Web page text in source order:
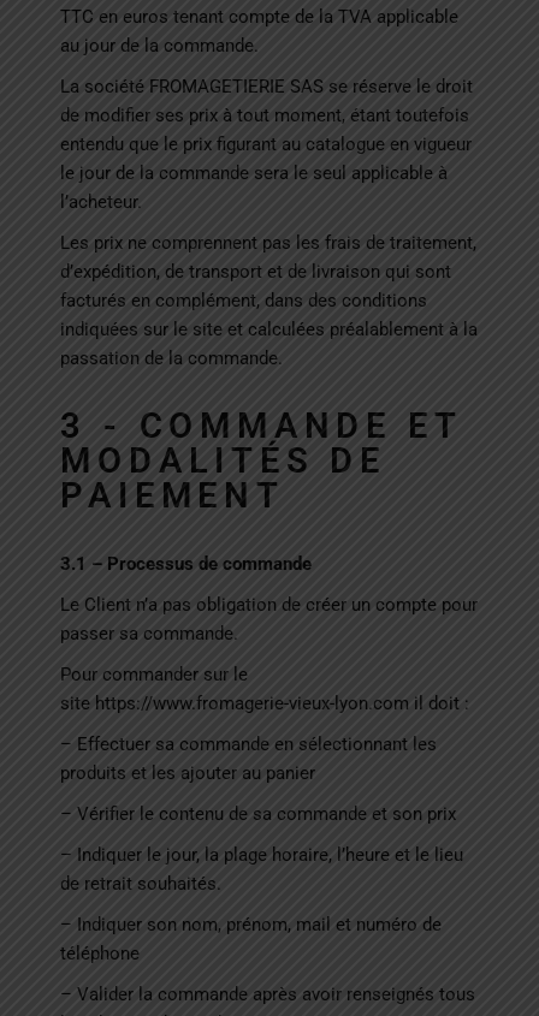
TTC en euros tenant compte de la TVA applicable
au jour de la commande.
La société FROMAGETIERIE SAS se réserve le droit
de modifier ses prix à tout moment, étant toutefois
entendu que le prix figurant au catalogue en vigueur
le jour de la commande sera le seul applicable à
l’acheteur.
Les prix ne comprennent pas les frais de traitement,
d’expédition, de transport et de livraison qui sont
facturés en complément, dans des conditions
indiquées sur le site et calculées préalablement à la
passation de la commande.
3 - COMMANDE ET
MODALITÉS DE
PAIEMENT
3.1 – Processus de commande
Le Client n’a pas obligation de créer un compte pour
passer sa commande.
Pour commander sur le
site https://www.fromagerie-vieux-lyon.com il doit :
– Effectuer sa commande en sélectionnant les
produits et les ajouter au panier
– Vérifier le contenu de sa commande et son prix
– Indiquer le jour, la plage horaire, l’heure et le lieu
de retrait souhaités.
– Indiquer son nom, prénom, mail et numéro de
téléphone
– Valider la commande après avoir renseignés tous